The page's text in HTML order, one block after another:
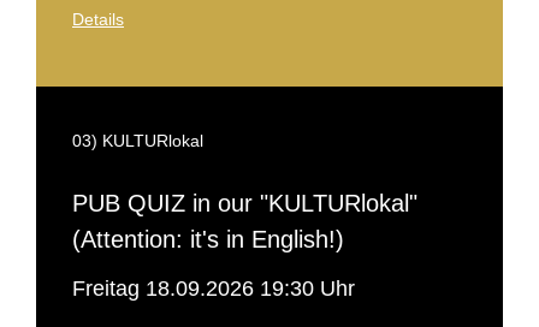
Details
03) KULTURlokal
PUB QUIZ in our "KULTURlokal"
(Attention: it's in English!)
Freitag 18.09.2026 19:30 Uhr